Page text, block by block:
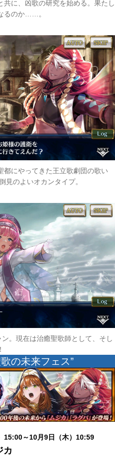
に、凶歌の研究を始める。果たし
るのか……。
にやってきた王立歌劇団の歌い
見のよいオカンタイプ。
。現在は治癒聖歌師として、そし
の未来フェス”
15:00～10月9日（木）10:59
カ